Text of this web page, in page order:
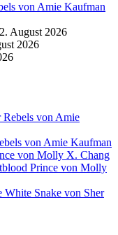
von Amie Kaufman
2. August 2026
2026
Rebels von Amie
von Amie Kaufman
von Molly X. Chang
Prince von Molly
Snake von Sher